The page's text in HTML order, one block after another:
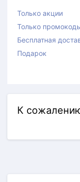
Только акции
Только
Бесплатная
Подарок
К